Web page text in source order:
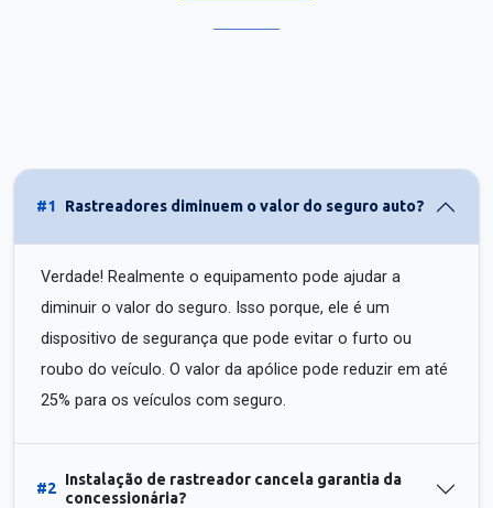
#1 Rastreadores diminuem o valor do seguro auto?
Verdade! Realmente o equipamento pode ajudar a
diminuir o valor do seguro. Isso porque, ele é um
dispositivo de segurança que pode evitar o furto ou
roubo do veículo. O valor da apólice pode reduzir em até
25% para os veículos com seguro.
#2
Instalação de rastreador cancela garantia da
concessionária?